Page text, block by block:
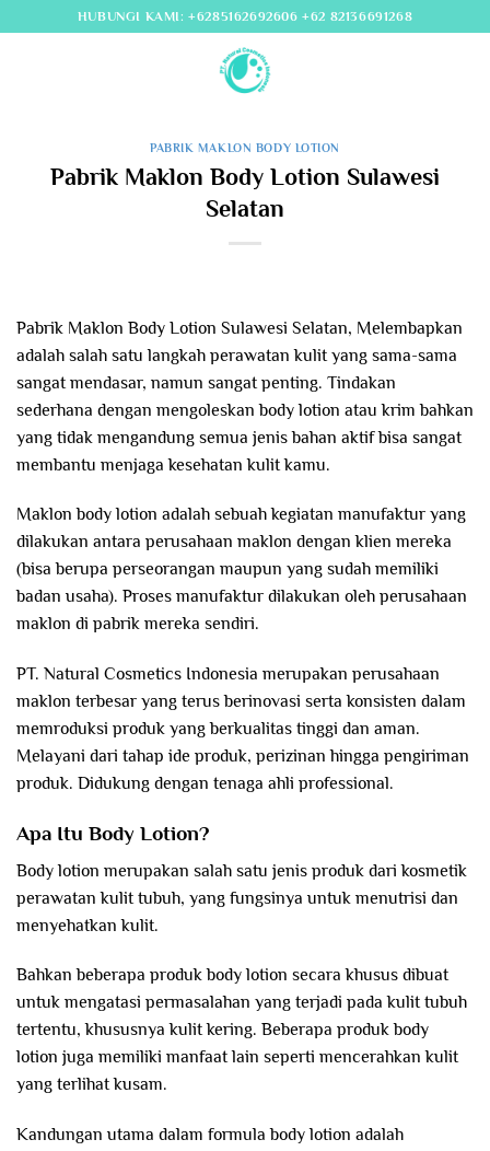
to
HUBUNGI KAMI: +6285162692606 +62 82136691268
PABRIK MAKLON BODY LOTION
Pabrik Maklon Body Lotion Sulawesi
Selatan
Pabrik Maklon Body Lotion Sulawesi Selatan, Melembapkan
adalah salah satu langkah perawatan kulit yang sama-sama
sangat mendasar, namun sangat penting. Tindakan
sederhana dengan mengoleskan body lotion atau krim bahkan
yang tidak mengandung semua jenis bahan aktif bisa sangat
membantu menjaga kesehatan kulit kamu.
Maklon body lotion adalah sebuah kegiatan manufaktur yang
dilakukan antara perusahaan maklon dengan klien mereka
(bisa berupa perseorangan maupun yang sudah memiliki
badan usaha). Proses manufaktur dilakukan oleh perusahaan
maklon di pabrik mereka sendiri.
PT. Natural Cosmetics Indonesia merupakan perusahaan
maklon terbesar yang terus berinovasi serta konsisten dalam
memroduksi produk yang berkualitas tinggi dan aman.
Melayani dari tahap ide produk, perizinan hingga pengiriman
produk. Didukung dengan tenaga ahli professional.
Apa Itu Body Lotion?
Body lotion merupakan salah satu jenis produk dari kosmetik
perawatan kulit tubuh, yang fungsinya untuk menutrisi dan
menyehatkan kulit.
Bahkan beberapa produk body lotion secara khusus dibuat
untuk mengatasi permasalahan yang terjadi pada kulit tubuh
tertentu, khususnya kulit kering. Beberapa produk body
lotion juga memiliki manfaat lain seperti mencerahkan kulit
yang terlihat kusam.
Kandungan utama dalam formula body lotion adalah